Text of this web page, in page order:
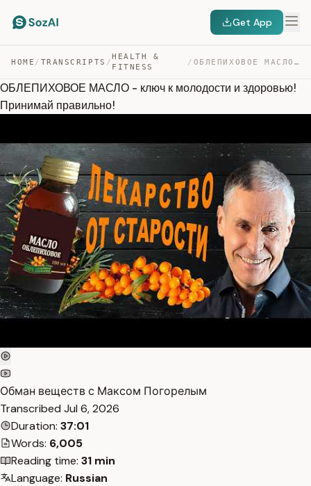
Get App
HOME / TRANSCRIPTS /
HEALTH &
FITNESS
/ ОБЛЕПИХОВОЕ МАСЛО – КЛЮЧ К МОЛОДОСТИ И ЗДОРОВЬЮ! ПРИНИМ… — TRANSCRIPT
ОБЛЕПИХОВОЕ МАСЛО - ключ к молодости и здоровью!
Принимай правильно!
Обман веществ с Максом Погорелым
Transcribed Jul 6, 2026
Duration: 37:01
Words: 6,005
Reading time: 31 min
Language: Russian